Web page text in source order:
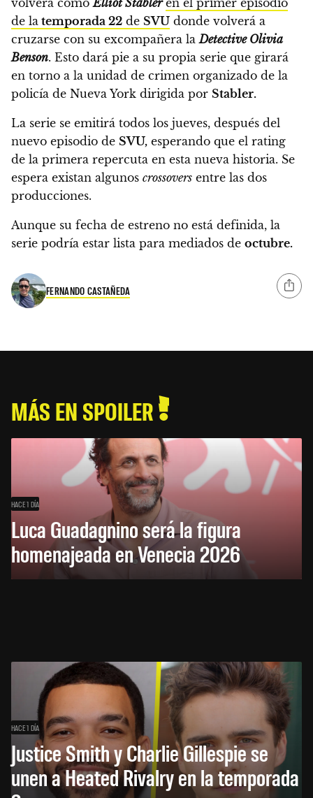
de la temporada 22 de SVU donde volverá a
cruzarse con su excompañera laDetective Olivia
Benson. Esto dará pie a su propia serie que girará
en torno a la unidad de crimen organizado de la
policía de Nueva York dirigida por Stabler.
La serie se emitirá todos los jueves, después del
nuevo episodio de SVU, esperando que el rating
de la primera repercuta en esta nueva historia. Se
espera existan algunos crossovers entre las dos
producciones.
Aunque su fecha de estreno no está definida, la
serie podría estar lista para mediados de octubre.
FERNANDO CASTAÑEDA
MÁS EN SPOILER
HACE 1 DÍA
Luca Guadagnino será la figura
homenajeada en Venecia 2026
HACE 1 DÍA
Justice Smith y Charlie Gillespie se
unen a Heated Rivalry en la temporada